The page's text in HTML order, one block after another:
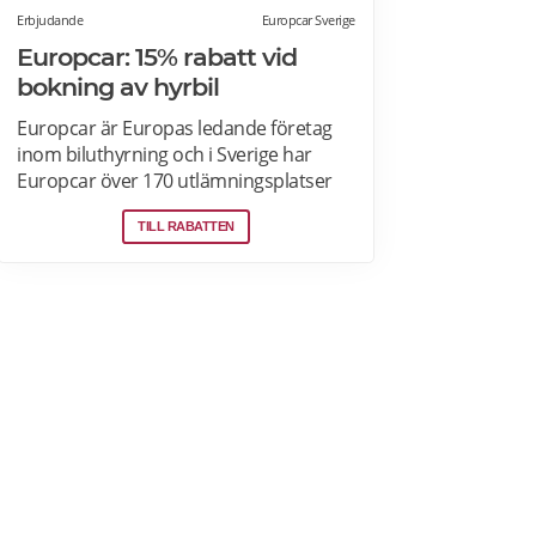
Erbjudande Europcar Sverige
Europcar: 15% rabatt vid
bokning av hyrbil
Europcar är Europas ledande företag
inom biluthyrning och i Sverige har
Europcar över 170 utlämningsplatser
och mer än 6000 bilar. Ta del av våra
aktuella erbjudanden och läs mer om
TILL RABATTEN